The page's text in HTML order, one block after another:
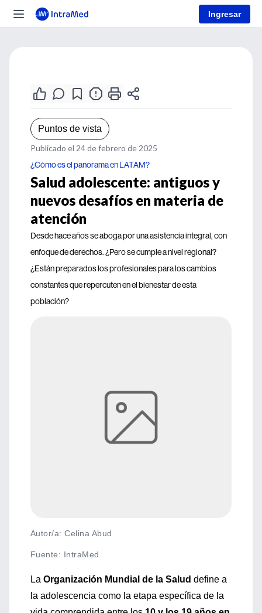
Ingresar
Puntos de vista
Publicado el 24 de febrero de 2025
¿Cómo es el panorama en LATAM?
Salud adolescente: antiguos y
nuevos desafíos en materia de
atención
Desde hace años se aboga por una asistencia integral, con
enfoque de derechos. ¿Pero se cumple a nivel regional?
¿Están preparados los profesionales para los cambios
constantes que repercuten en el bienestar de esta
población?
Autor/a: Celina Abud
Fuente: IntraMed
La Organización Mundial de la Salud define a
la adolescencia como la etapa específica de la